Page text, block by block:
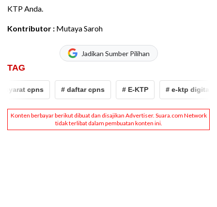
KTP Anda.
Kontributor : Mutaya Saroh
Jadikan Sumber Pilihan
TAG
cpns # daftar cpns # E-KTP # e-ktp digital